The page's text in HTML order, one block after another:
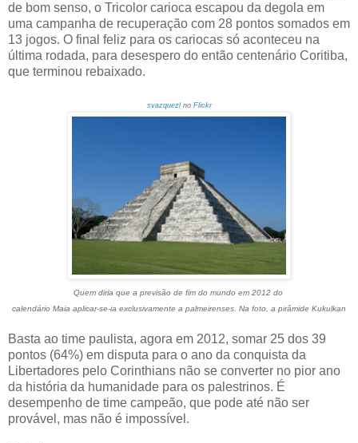
de bom senso, o Tricolor carioca escapou da degola em
uma campanha de recuperação com 28 pontos somados em
13 jogos. O final feliz para os cariocas só aconteceu na
última rodada, para desespero do então centenário Coritiba,
que terminou rebaixado.
svazquezlno Flickr
Quem diria que a previsão de fim do mundo em 2012 do
calendário Maia aplicar-se-ia exclusivamente a palmeirenses. Na foto, a pirâmide Kukulkan
Basta ao time paulista, agora em 2012, somar 25 dos 39
pontos (64%) em disputa para o ano da conquista da
Libertadores pelo Corinthians não se converter no pior ano
da história da humanidade para os palestrinos. É
desempenho de time campeão, que pode até não ser
provável, mas não é impossível.